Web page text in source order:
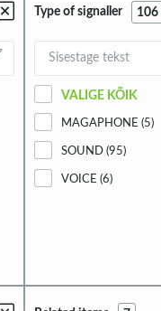
Type of signaller 106
VALIGE KÕIK
MAGAPHONE (5)
SOUND (95)
VOICE (6)